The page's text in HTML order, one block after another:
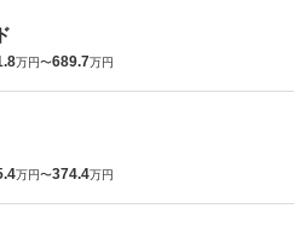
万円〜689.7万円
万円〜374.4万円